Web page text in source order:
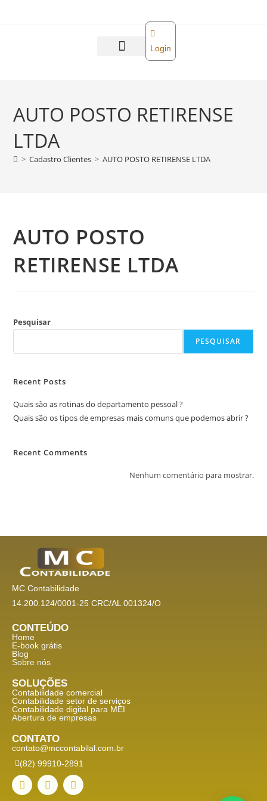
Login
AUTO POSTO RETIRENSE
LTDA
> Cadastro Clientes > AUTO POSTO RETIRENSE LTDA
AUTO POSTO
RETIRENSE LTDA
Pesquisar
PESQUISAR
Recent Posts
Quais são as rotinas do departamento pessoal ?
Quais são os tipos de empresas mais comuns que podemos abrir ?
Recent Comments
Nenhum comentário para mostrar.
MC Contabilidade
14.200.124/0001-25 CRC/AL 001324/O
CONTEÚDO
Home
E-book grátis
Blog
Sobre nós
SOLUÇÕES
Contabilidade comercial
Contabilidade setor de serviços
Contabilidade digital para MEI
Abertura de empresas
CONTATO
contato@mccontabilal.com.br
(82) 99910-2891